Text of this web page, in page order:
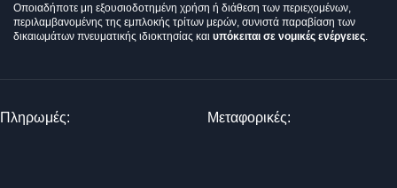
Οποιαδήποτε μη εξουσιοδοτημένη χρήση ή διάθεση των περιεχομένων,
περιλαμβανομένης της εμπλοκής τρίτων μερών, συνιστά παραβίαση των
δικαιωμάτων πνευματικής ιδιοκτησίας και υπόκειται σε νομικές ενέργειες
Πληρωμές: Μεταφορικές: